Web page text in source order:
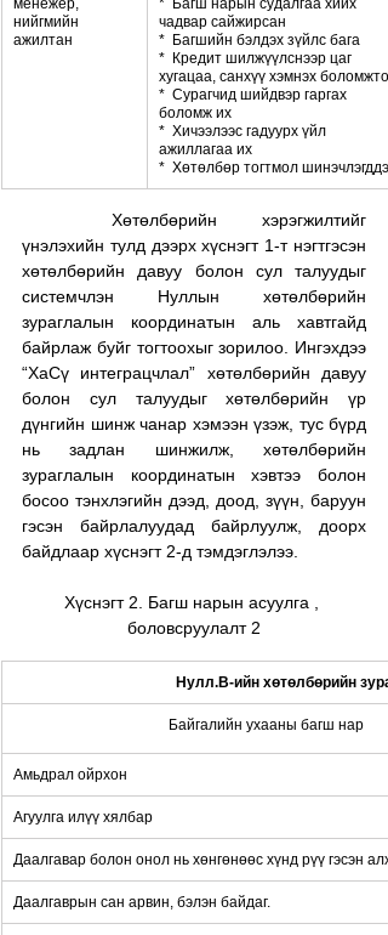
менежер,
нийгмийн
ажилтан
*  Багш нарын судалгаа хийх
чадвар сайжирсан
*  Багшийн бэлдэх зүйлс бага
*  Кредит шилжүүлснээр цаг
хугацаа, санхүү хэмнэх
*  Сурагчид шийдвэр гаргах
боломж их
*  Хичээлээс гадуурх үйл
ажиллагаа их
*  Хөтөлбөр тогтмол шинэчлэгддэг
үнэлэхийн тулд дээрх хүснэгт 1-т нэгтгэсэн
хөтөлбөрийн давуу болон сул талуудыг
системчлэн Нуллын хөтөлбөрийн
зураглалын координатын аль хавтгайд
байрлаж буйг тогтоохыг зорилоо. Ингэхдээ
“ХаСү интеграцчлал” хөтөлбөрийн давуу
болон сул талуудыг хөтөлбөрийн үр
дүнгийн шинж чанар хэмээн үзэж, тус бүрд
нь задлан шинжилж, хөтөлбөрийн
зураглалын координатын хэвтээ болон
босоо тэнхлэгийн дээд, доод, зүүн, баруун
гэсэн байрлалуудад байрлуулж, доорх
байдлаар хүснэгт 2-д тэмдэглэлээ.
Хүснэгт 2. Багш нарын асуулга ,
боловсруулалт 2
Нулл.В-ийн хөтөлбөрийн
Байгалийн ухааны багш нар
Амьдрал ойрхон
Агуулга илүү хялбар
Даалгавар болон онол нь хөнгөнөөс хүнд рүү гэсэн
Даалгаврын сан арвин, бэлэн байдаг.